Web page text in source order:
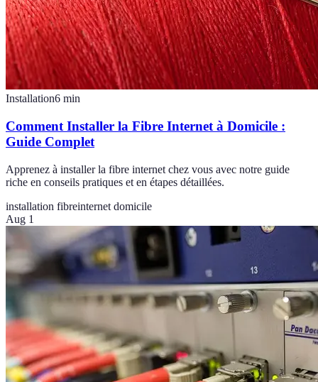
Installation6 min
Comment Installer la Fibre Internet à Domicile :
Guide Complet
Apprenez à installer la fibre internet chez vous avec notre guide
riche en conseils pratiques et en étapes détaillées.
installation fibreinternet domicile
Aug 1